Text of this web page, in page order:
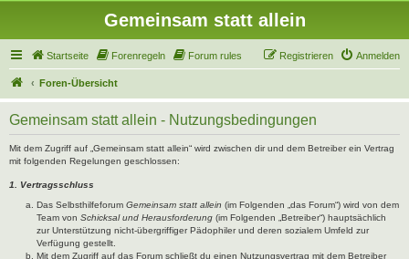
Gemeinsam statt allein
Startseite Forenregeln Forum rules Anmelden
Registrieren
Foren-Übersicht
Gemeinsam statt allein - Nutzungsbedingungen
Mit dem Zugriff auf „Gemeinsam statt allein“ wird zwischen dir und dem Betreiber ein Vertrag
mit folgenden Regelungen geschlossen:
1. Vertragsschluss
Das Selbsthilfeforum Gemeinsam statt allein (im Folgenden „das Forum“) wird von dem
Team von Schicksal und Herausforderung (im Folgenden „Betreiber“) hauptsächlich
zur Unterstützung nicht-übergriffiger Pädophiler und deren sozialem Umfeld zur
Verfügung gestellt.
Mit dem Zugriff auf das Forum schließt du einen Nutzungsvertrag mit dem Betreiber